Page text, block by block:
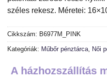
széles rekesz. Méretei:
Cikkszám: B6977M_PINK
Kategóriák: Műbőr pénztárca Női
A házhozszállítás